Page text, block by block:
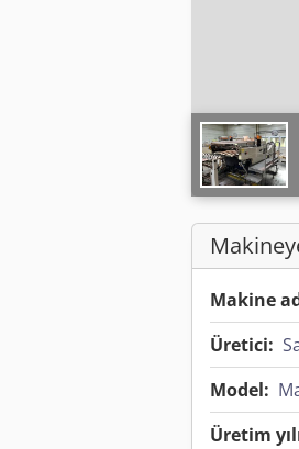
Makine
Üretici:
Model:
Üretim